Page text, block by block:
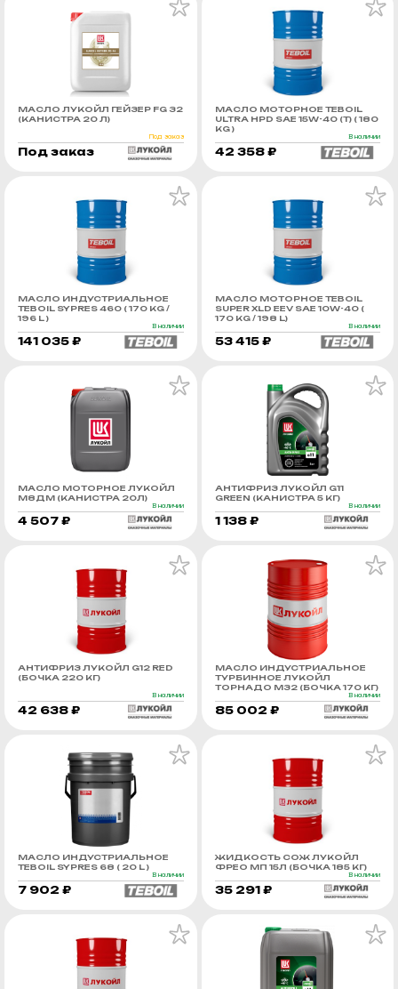
МАСЛО ЛУКОЙЛ ГЕЙЗЕР FG 32
(КАНИСТРА 20 Л)
Под заказ
Под заказ
МАСЛО МОТОРНОЕ TEBOIL
ULTRA HPD SAE 15W-40 (Т) ( 180
KG )
В наличии
42 358 ₽
МАСЛО ИНДУСТРИАЛЬНОЕ
TEBOIL SYPRES 460 ( 170 KG /
196 L )
В наличии
141 035 ₽
МАСЛО МОТОРНОЕ TEBOIL
SUPER XLD EEV SAE 10W-40 (
170 KG / 198 L)
В наличии
53 415 ₽
МАСЛО МОТОРНОЕ ЛУКОЙЛ
М8ДМ (КАНИСТРА 20Л)
В наличии
4 507 ₽
АНТИФРИЗ ЛУКОЙЛ G11
GREEN (КАНИСТРА 5 КГ)
В наличии
1 138 ₽
АНТИФРИЗ ЛУКОЙЛ G12 RED
(БОЧКА 220 КГ)
В наличии
42 638 ₽
МАСЛО ИНДУСТРИАЛЬНОЕ
ТУРБИННОЕ ЛУКОЙЛ
ТОРНАДО М32 (БОЧКА 170 КГ)
В наличии
85 002 ₽
МАСЛО ИНДУСТРИАЛЬНОЕ
TEBOIL SYPRES 68 ( 20 L )
В наличии
7 902 ₽
ЖИДКОСТЬ СОЖ ЛУКОЙЛ
ФРЕО МП 15Л (БОЧКА 185 КГ)
В наличии
35 291 ₽